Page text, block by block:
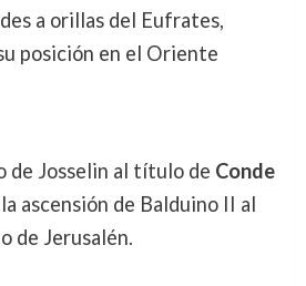
a orillas del Eufrates,
posición en el Oriente
de Josselin al título de Conde
ascensión de Balduino II al
de Jerusalén.